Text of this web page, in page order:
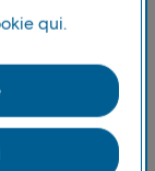
negozi fisici
i più ampi
si rivolgono
loro
prezzo.
qui.